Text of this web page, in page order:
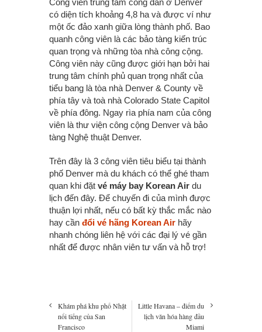
có diện tích khoảng 4,8 ha và được ví như
một ốc đảo xanh giữa lòng thành phố. Bao
quanh công viên là các bảo tàng kiến trúc
quan trọng và những tòa nhà công cộng.
Công viên này cũng được giới hạn bởi hai
trung tâm chính phủ quan trọng nhất của
tiểu bang là tòa nhà Denver & County về
phía tây và toà nhà Colorado State Capitol
về phía đông. Ngay rìa phía nam của công
viên là thư viện công cộng Denver và bảo
tàng Nghệ thuật Denver.
Trên đây là 3 công viên tiêu biểu tại thành
phố Denver mà du khách có thể ghé tham
quan khi đặt vé máy bay Korean Air du
lịch đến đây. Để chuyến đi của mình được
thuận lợi nhất, nếu có bất kỳ thắc mắc nào
hay cần đổi vé hãng Korean Air hãy
nhanh chóng liên hệ với các đại lý vé gần
nhất để được nhân viên tư vấn và hỗ trợ!
Khám phá khu phố Nhật
nổi tiếng của San
Francisco
Little Havana – điểm du
lịch văn hóa hàng đầu
Miami